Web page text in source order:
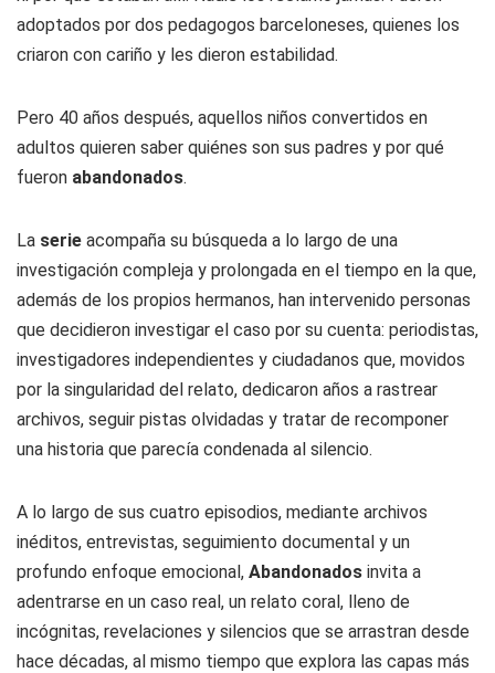
adoptados por dos pedagogos barceloneses, quienes los
criaron con cariño y les dieron estabilidad.
Pero 40 años después, aquellos niños convertidos en
adultos quieren saber quiénes son sus padres y por qué
fueron abandonados.
La serie acompaña su búsqueda a lo largo de una
investigación compleja y prolongada en el tiempo en la que,
además de los propios hermanos, han intervenido personas
que decidieron investigar el caso por su cuenta: periodistas,
investigadores independientes y ciudadanos que, movidos
por la singularidad del relato, dedicaron años a rastrear
archivos, seguir pistas olvidadas y tratar de recomponer
una historia que parecía condenada al silencio.
A lo largo de sus cuatro episodios, mediante archivos
inéditos, entrevistas, seguimiento documental y un
profundo enfoque emocional, Abandonados invita a
adentrarse en un caso real, un relato coral, lleno de
incógnitas, revelaciones y silencios que se arrastran desde
hace décadas, al mismo tiempo que explora las capas más